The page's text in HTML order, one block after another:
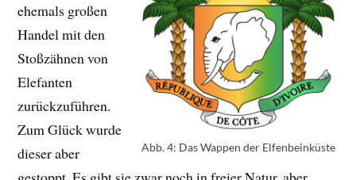
Abb. 4: Das Wappen der Elfenbeinküste
ehemals großen
Handel mit den
Stoßzähnen von
Elefanten
zurückzuführen.
Zum Glück wurde
dieser aber